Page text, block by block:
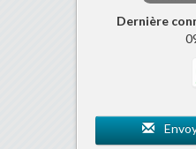
Dernière